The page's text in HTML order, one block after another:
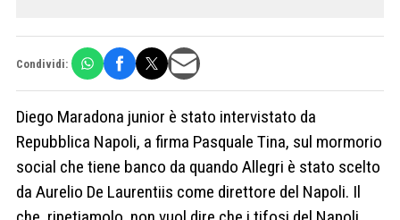
Condividi:
Diego Maradona junior è stato intervistato da
Repubblica Napoli, a firma Pasquale Tina, sul mormorio
social che tiene banco da quando Allegri è stato scelto
da Aurelio De Laurentiis come direttore del Napoli. Il